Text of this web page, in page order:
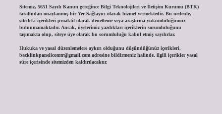
Sitemiz, 5651 Sayılı Kanun gereğince Bilgi Teknolojileri ve İletişim Kurumu (BTK)
tarafından onaylanmış bir Yer Sağlayıcı olarak hizmet vermektedir. Bu nedenle,
sitedeki içerikleri proaktif olarak denetleme veya araştırma yükümlülüğümüz
bulunmamaktadır. Ancak, üyelerimiz yazdıkları içeriklerin sorumluluğunu
taşımakta olup, siteye üye olarak bu sorumluluğu kabul etmiş sayılırlar.
Hukuka ve yasal düzenlemelere aykırı olduğunu düşündüğünüz içerikleri,
backlinkpanelicomtr@gmail.comadresine bildirmeniz halinde, ilgili içerikler yasal
süre içerisinde sitemizden kaldırılacaktır.